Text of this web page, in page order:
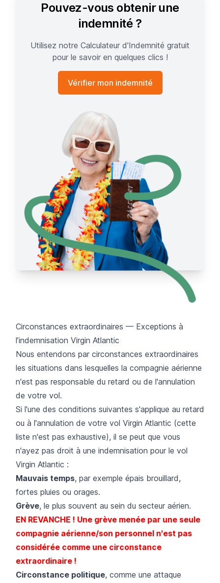
Pouvez-vous obtenir une
indemnité ?
Utilisez notre Calculateur d'Indemnité gratuit
pour le savoir en quelques clics !
Vérifier mon indemnité
Circonstances extraordinaires — Exceptions à
l’indemnisation Virgin Atlantic
Nous entendons par circonstances extraordinaires
les situations dans lesquelles la compagnie aérienne
n'est pas responsable du retard ou de l'annulation
de votre vol.
Si l'une des conditions suivantes s'applique au retard
ou à l'annulation de votre vol Virgin Atlantic (cette
liste n'est pas exhaustive), il se peut que vous
n'ayez pas droit à une indemnisation pour le vol
Virgin Atlantic :
Mauvais temps, par exemple épais brouillard,
fortes pluies ou orages.
Grève, le plus souvent au sein du secteur aérien.
EN REVANCHE ! Une grève menée par une seule
compagnie aérienne/son personnel n'est pas
considérée comme une circonstance
extraordinaire !
Circonstance politique, comme une attaque